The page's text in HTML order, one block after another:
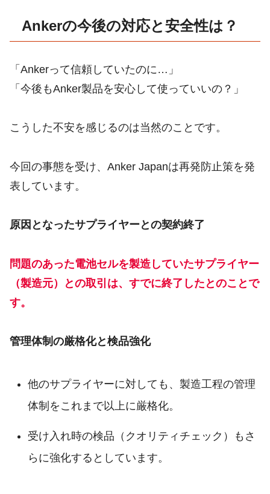
Ankerの今後の対応と安全性は？
「Ankerって信頼していたのに…」
「今後もAnker製品を安心して使っていいの？」
こうした不安を感じるのは当然のことです。
今回の事態を受け、Anker Japanは再発防止策を発
表しています。
原因となったサプライヤーとの契約終了
問題のあった電池セルを製造していたサプライヤー
（製造元）との取引は、すでに終了したとのことで
す。
管理体制の厳格化と検品強化
他のサプライヤーに対しても、製造工程の管理
体制をこれまで以上に厳格化。
受け入れ時の検品（クオリティチェック）もさ
らに強化するとしています。